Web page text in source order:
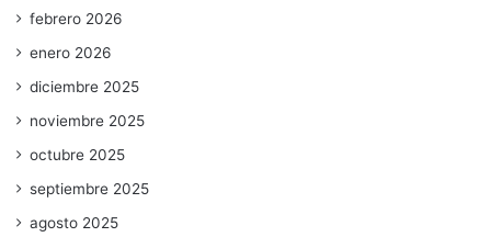
febrero 2026
enero 2026
diciembre 2025
noviembre 2025
octubre 2025
septiembre 2025
agosto 2025